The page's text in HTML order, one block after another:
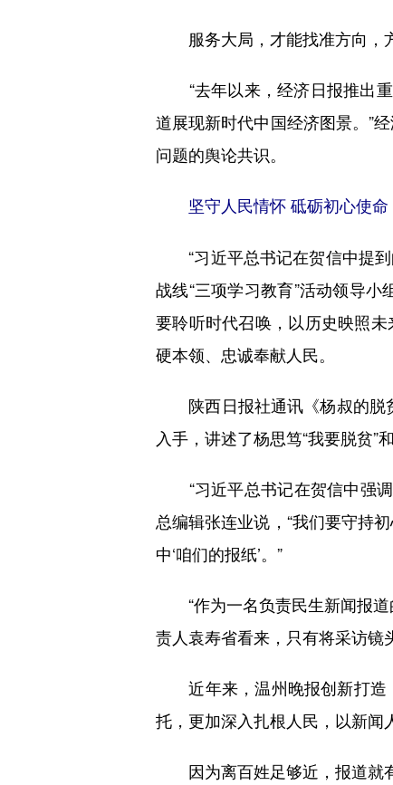
服务大局，才能找准方向，方
“去年以来，经济日报推出重
道展现新时代中国经济图景。”
问题的舆论共识。
坚守人民情怀 砥砺初心使命
“习近平总书记在贺信中提到
战线“三项学习教育”活动领导
要聆听时代召唤，以历史映照
硬本领、忠诚奉献人民。
陕西日报社通讯《杨叔的脱
入手，讲述了杨思笃“我要脱贫”
“习近平总书记在贺信中强调
总编辑张连业说，“我们要守持
中‘咱们的报纸’。”
“作为一名负责民生新闻报道
责人袁寿省看来，只有将采访镜
近年来，温州晚报创新打造
托，更加深入扎根人民，以新闻
因为离百姓足够近，报道就有